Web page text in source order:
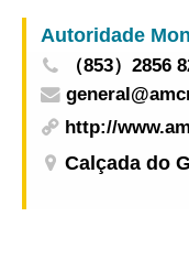
apoio a PME,
falta de fundos
necessidades
Autoridade
（853）2856
http://
Calçada do